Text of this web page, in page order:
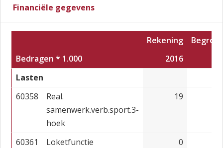
Financiële gegevens
Rekening
Bedragen * 1.000
2016
Lasten
60358
Real.
samenwerk.verb.sport.3-
hoek
19
60361 Loketfunctie
0